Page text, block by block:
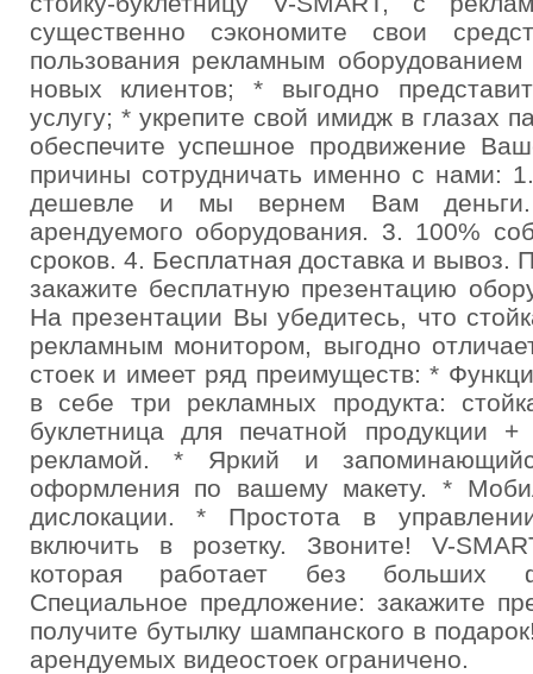
существенно сэкономите свои
пользования рекламным
новых клиентов; * выгодно
услугу; * укрепите свой имидж в глазах
обеспечите успешное продвижение
причины сотрудничать именно с нами:
дешевле и мы вернем Вам деньги.
арендуемого оборудования. 3. 100%
сроков. 4. Бесплатная доставка и вывоз.
закажите бесплатную презентацию
На презентации Вы убедитесь, что
рекламным монитором, выгодно
стоек и имеет ряд преимуществ: *
в себе три рекламных продукта:
буклетница для печатной продукции
рекламой. * Яркий и
оформления по вашему макету. *
дислокации. * Простота в
включить в розетку. Звоните! V-
которая работает без больших
Специальное предложение: закажите
получите бутылку шампанского в
арендуемых видеостоек ограничено.